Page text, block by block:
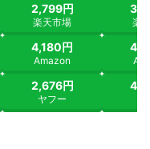
2,799円
楽天市場
4,180円
Amazon
2,676円
ヤフー
楽